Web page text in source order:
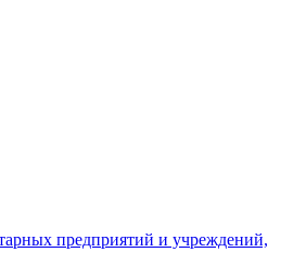
предприятий и учреждений,